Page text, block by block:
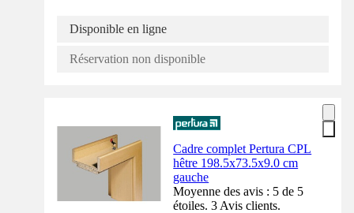
Disponible en ligne
Réservation non disponible
Cadre complet Pertura CPL
hêtre 198.5x73.5x9.0 cm
gauche
Moyenne des avis : 5 de 5
étoiles. 3 Avis clients.